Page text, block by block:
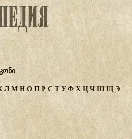
ЛМНОПРСТУФХЦЧШЩ Э